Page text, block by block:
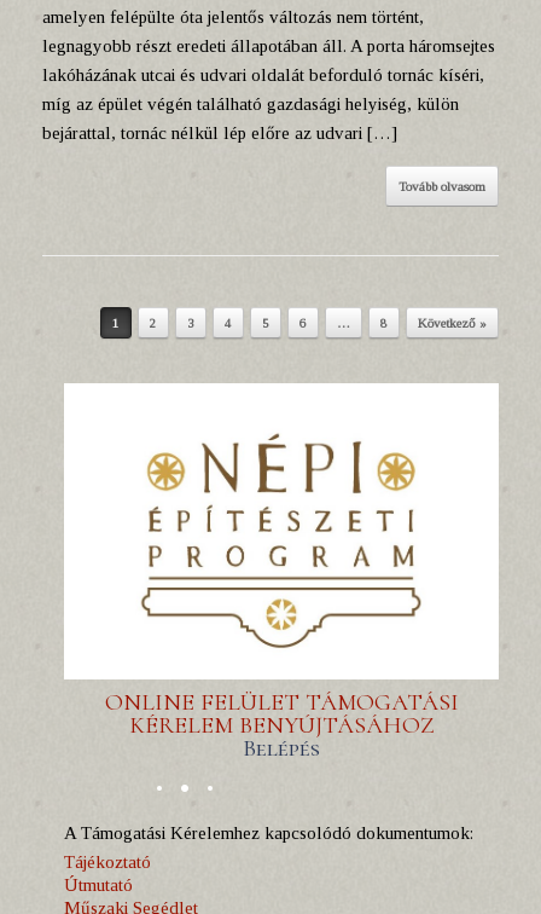
amelyen felépülte óta jelentős változás nem történt,
legnagyobb részt eredeti állapotában áll. A porta háromsejtes
lakóházának utcai és udvari oldalát beforduló tornác kíséri,
míg az épület végén található gazdasági helyiség, külön
bejárattal, tornác nélkül lép előre az udvari […]
Tovább olvasom
Post navigation
1 2 3 4 5 6 … 8 Következő »
ONLINE FELÜLET TÁMOGATÁSI
KÉRELEM BENYÚJTÁSÁHOZ
Belépés
A Támogatási Kérelemhez kapcsolódó dokumentumok:
Tájékoztató
Útmutató
Műszaki Segédlet